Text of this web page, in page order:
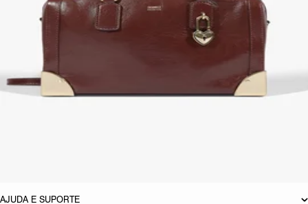
Heart Bowling Grande. Com um design de silhueta estruturada e
imponente inspirado no clássico formato bowling, esta peça é a
tradução perfeita do luxo utilitário — ideal para mulheres que
precisam de espaço, mas não abrem mão de uma estética poderosa
e refinada.
CARACTERÍSTICAS
AJUDA E SUPORTE